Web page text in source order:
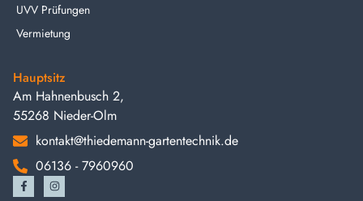
UVV Prüfungen
Vermietung
Hauptsitz
Am Hahnenbusch 2,
55268 Nieder-Olm
kontakt@thiedemann-gartentechnik.de
06136 - 7960960